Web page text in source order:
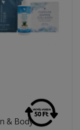
& Body